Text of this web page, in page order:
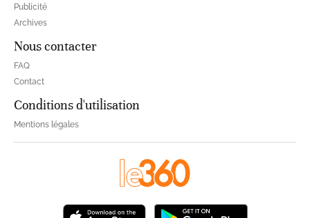
Publicité
Archives
Nous contacter
FAQ
Contact
Conditions d'utilisation
Mentions légales